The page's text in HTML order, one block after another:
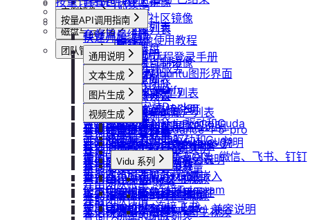
登录实例
本地数据上传
文件管理
制作私有镜像
调用公共模型库
防火墙及端口设置
配置外网加速
云硬盘扩容与挂载
云存储挂载
模型库挂载
自启动
手动安装监控
无卡模式
更新已发布的社区镜像
计费与回收
计费概览
计费方式说明
到期或欠费说明
续费管理
回收规则
GPU最佳实践
Isaac系列镜像使用教程
Windows实例远程登录手册
通过VNC搭建Ubuntu图形界面
ubuntu如何安装Dify
ubuntu如何安装Docker
Windows安装Nvidia驱动和Cuda
ubuntu安装Nvidia驱动和Cuda
使用LangBot快速部署QQ、微信、飞书、钉钉
机器人
使用Clawdbot连接Telegram
使用Clawdbot连接飞书
创建GPU资源
获取实例资源列表
启动实例
关闭实例
删除实例
重启实例
重装实例
重置实例密码
升降配实例
获取支持的可用区信息列表
查询网络加速服务状态
检查指定规格的资源可用性
获取可用机型列表
实例镜像
获取自制镜像列表
创建自制镜像
删除算力平台自制镜像
获取社区镜像列表
获取平台镜像列表
查询镜像已共享的账户列表
获取镜像标签列表
查询他人共享给自己的镜像
查询已收藏的镜像列表
查询自己发布的社区镜像
查询指定用户的社区镜像
查询镜像制作进度
磁盘与云存储
创建并挂载云盘
删除云盘
卸载云盘
扩容云盘
挂载已有云盘
查询云盘扩容价格
挂载 US3 对象存储到实例
云存储文件上传和下载
团队管理
创建团队
邀请成员加入团队
删除团队
查询成员订单列表
查询成员订单数量
查询成员未支付订单
查询成员未支付订单数量
导出团队账单
获取团队详情
查询已创建的团队列表
套餐计费逻辑
套餐用量统计
客户端接入
OpenClaw 云端服务
按量API调用指南
快速开始
通用说明
认证鉴权
错误码
文本生成
如何获取模型列表
模型协议支持说明
API支持与扩展字段说明
OpenAI-Completions 说明
OpenAI-Response说明
Embeddings 向量嵌入
Gemini 快速开始
Claude (Anthropic) 兼容说明
图片生成
Nano Banana
Nano Banana Pro
Nano Banana 2
gpt-image-1
gpt-image-1.5
gpt-image-2
doubao-seedream
Qwen-Image-Edit
视频生成
doubao-seedance-1-5-pro
doubao-seedance-2-0
Vidu 系列
Vidu/文生视频
Vidu/图生视频
Vidu/参考图生视频